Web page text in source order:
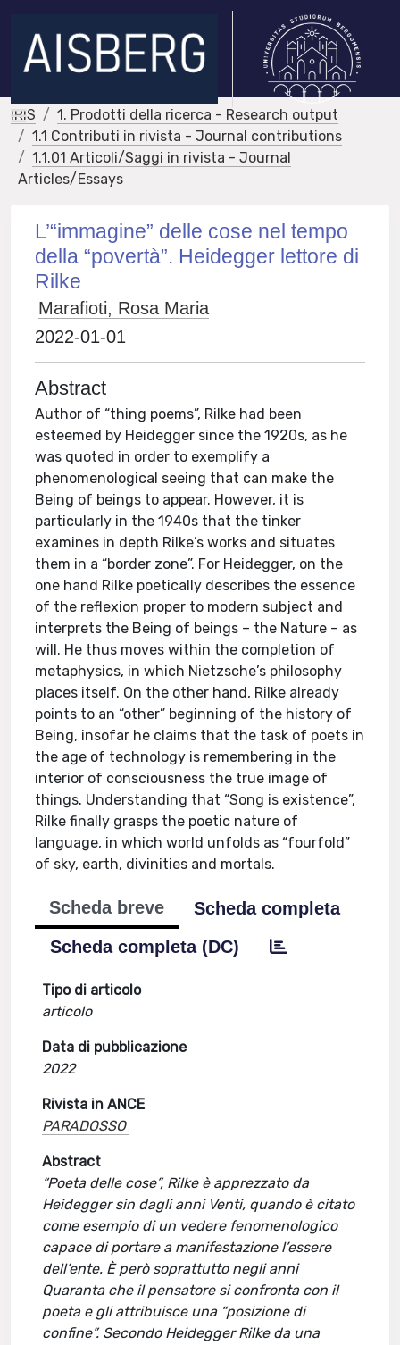
IRIS
1. Prodotti della ricerca - Research output
1.1 Contributi in rivista - Journal contributions
1.1.01 Articoli/Saggi in rivista - Journal
Articles/Essays
L’“immagine” delle cose nel tempo
della “povertà”. Heidegger lettore di
Rilke
Marafioti, Rosa Maria
2022-01-01
Abstract
Author of “thing poems”, Rilke had been
esteemed by Heidegger since the 1920s, as he
was quoted in order to exemplify a
phenomenological seeing that can make the
Being of beings to appear. However, it is
particularly in the 1940s that the tinker
examines in depth Rilke’s works and situates
them in a “border zone”. For Heidegger, on the
one hand Rilke poetically describes the essence
of the reflexion proper to modern subject and
interprets the Being of beings – the Nature – as
will. He thus moves within the completion of
metaphysics, in which Nietzsche’s philosophy
places itself. On the other hand, Rilke already
points to an “other” beginning of the history of
Being, insofar he claims that the task of poets in
the age of technology is remembering in the
interior of consciousness the true image of
things. Understanding that “Song is existence”,
Rilke finally grasps the poetic nature of
language, in which world unfolds as “fourfold”
of sky, earth, divinities and mortals.
Scheda breve
Scheda completa
Scheda completa (DC)
Tipo di articolo
articolo
Data di pubblicazione
2022
Rivista in ANCE
PARADOSSO
Abstract
“Poeta delle cose”, Rilke è apprezzato da
Heidegger sin dagli anni Venti, quando è citato
come esempio di un vedere fenomenologico
capace di portare a manifestazione l’essere
dell’ente. È però soprattutto negli anni
Quaranta che il pensatore si confronta con il
poeta e gli attribuisce una “posizione di
confine”. Secondo Heidegger Rilke da una